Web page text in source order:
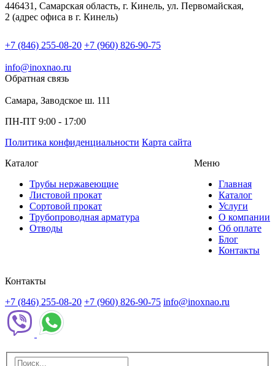
446431, Самарская область, г. Кинель, ул. Первомайская,
2 (адрес офиса в г. Кинель)
+7 (846) 255-08-20 +7 (960) 826-90-75
info@inoxnao.ru
Обратная связь
Самара, Заводское ш. 111
ПН-ПТ 9:00 - 17:00
Политика конфиденциальности Карта сайта
Каталог
Трубы нержавеющие
Листовой прокат
Сортовой прокат
Трубопроводная арматура
Отводы
Меню
Главная
Каталог
Услуги
О компании
Об оплате
Блог
Контакты
Контакты
+7 (846) 255-08-20 +7 (960) 826-90-75 info@inoxnao.ru